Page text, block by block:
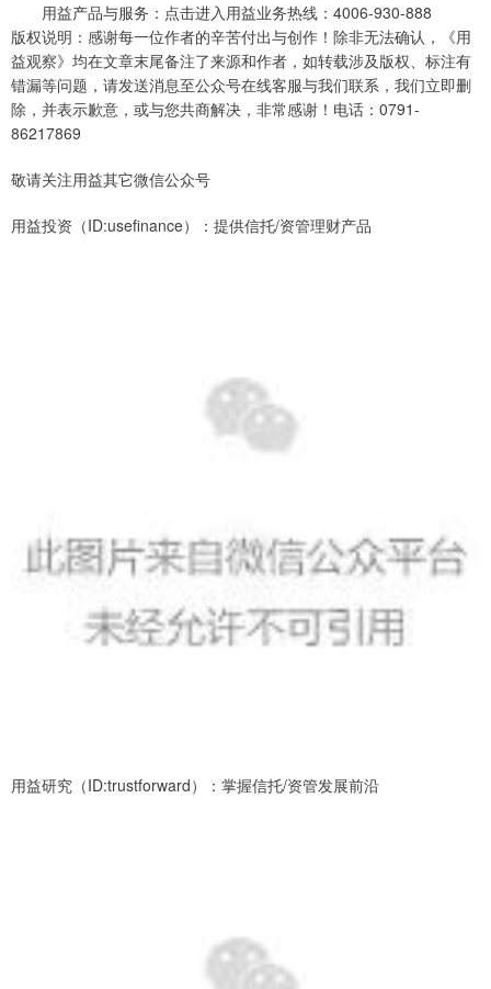
用益产品与服务：点击进入用益业务热线：4006-930-888
版权说明：感谢每一位作者的辛苦付出与创作！除非无法确认，《用
益观察》均在文章末尾备注了来源和作者，如转载涉及版权、标注有
错漏等问题，请发送消息至公众号在线客服与我们联系，我们立即删
除，并表示歉意，或与您共商解决，非常感谢！电话：0791-
86217869
敬请关注用益其它微信公众号
用益投资（ID:usefinance）：提供信托/资管理财产品
用益研究（ID:trustforward）：掌握信托/资管发展前沿